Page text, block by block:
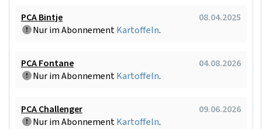
PCA Bintje
08.04.2025
Nur im AbonnementKartoffeln.
PCA Fontane
04.08.2026
Nur im AbonnementKartoffeln.
PCA Challenger
09.06.2026
Nur im AbonnementKartoffeln.